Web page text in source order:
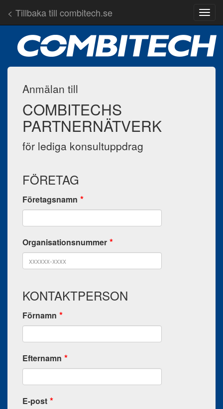
< Tillbaka till combitech.se
Anmälan till
COMBITECHS
PARTNERNÄTVERK
för lediga konsultuppdrag
FÖRETAG
Företagsnamn
Organisationsnummer
KONTAKTPERSON
Förnamn
Efternamn
E-post